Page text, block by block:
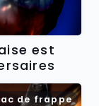
est
de frappe